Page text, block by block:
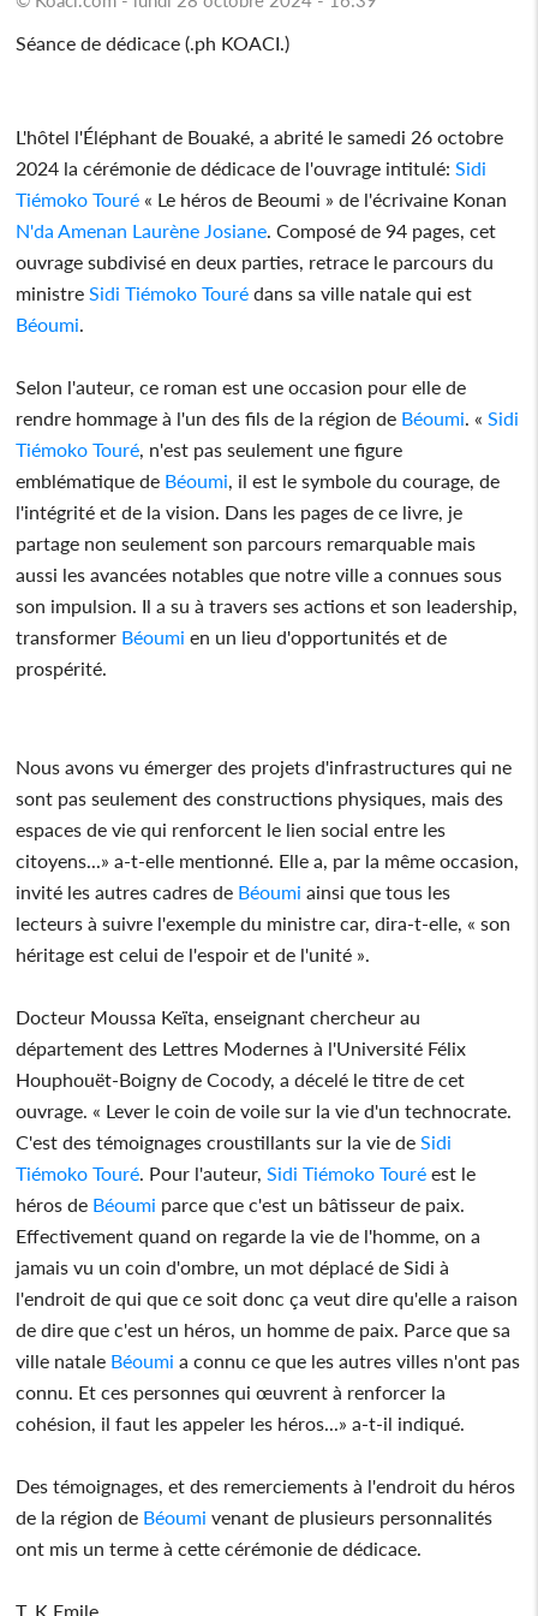
Séance de dédicace (.ph KOACI.)
L'hôtel l'Éléphant de Bouaké, a abrité le samedi 26 octobre
2024 la cérémonie de dédicace de l'ouvrage intitulé: Sidi
Tiémoko Touré « Le héros de Beoumi » de l'écrivaine Konan
N'da Amenan Laurène Josiane . Composé de 94 pages, cet
ouvrage subdivisé en deux parties, retrace le parcours du
ministre Sidi Tiémoko Touré dans sa ville natale qui est
Béoumi
Selon l'auteur, ce roman est une occasion pour elle de
rendre hommage à l'un des fils de la région de Béoumi . « Sidi
Tiémoko Touré , n'est pas seulement une figure
emblématique de Béoumi , il est le symbole du courage, de
l'intégrité et de la vision. Dans les pages de ce livre, je
partage non seulement son parcours remarquable mais
aussi les avancées notables que notre ville a connues sous
son impulsion. Il a su à travers ses actions et son leadership,
transformer Béoumi en un lieu d'opportunités et de
prospérité.
Nous avons vu émerger des projets d'infrastructures qui ne
sont pas seulement des constructions physiques, mais des
espaces de vie qui renforcent le lien social entre les
citoyens...» a-t-elle mentionné. Elle a, par la même occasion,
invité les autres cadres de Béoumi ainsi que tous les
lecteurs à suivre l'exemple du ministre car, dira-t-elle, « son
héritage est celui de l'espoir et de l'unité ».
Docteur Moussa Keïta, enseignant chercheur au
département des Lettres Modernes à l'Université Félix
Houphouët-Boigny de Cocody, a décelé le titre de cet
ouvrage. « Lever le coin de voile sur la vie d'un technocrate.
C'est des témoignages croustillants sur la vie de Sidi
Tiémoko Touré . Pour l'auteur, Sidi Tiémoko Touré est le
héros de Béoumi parce que c'est un bâtisseur de paix.
Effectivement quand on regarde la vie de l'homme, on a
jamais vu un coin d'ombre, un mot déplacé de Sidi à
l'endroit de qui que ce soit donc ça veut dire qu'elle a raison
de dire que c'est un héros, un homme de paix. Parce que sa
ville natale Béoumi a connu ce que les autres villes n'ont pas
connu. Et ces personnes qui œuvrent à renforcer la
cohésion, il faut les appeler les héros...» a-t-il indiqué.
Des témoignages, et des remerciements à l'endroit du héros
de la région de Béoumi venant de plusieurs personnalités
ont mis un terme à cette cérémonie de dédicace.
T..K.Emile